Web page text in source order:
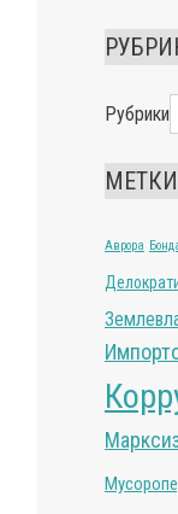
Рубрики
МЕТКИ
Аврора